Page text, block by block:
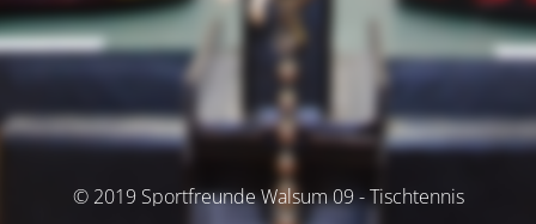
© 2019 Sportfreunde Walsum 09 - Tischtennis